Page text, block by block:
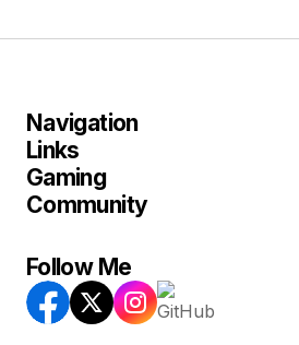
Navigation
Links
Gaming
Community
Follow Me